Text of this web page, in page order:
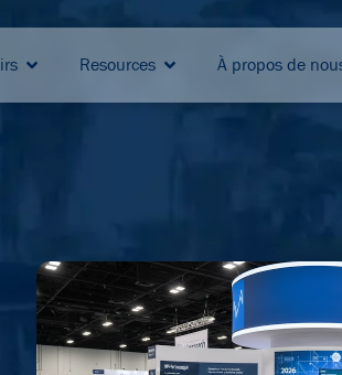
Resources À propos de